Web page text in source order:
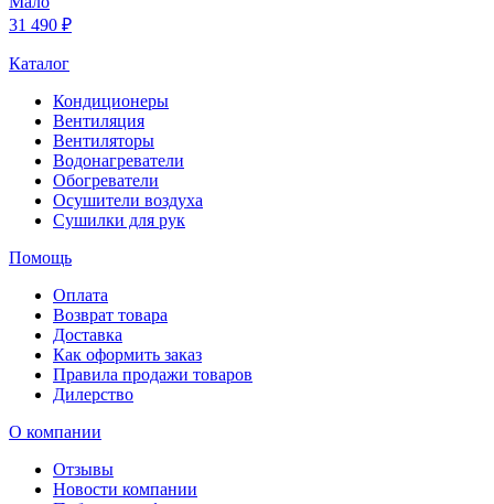
31 490 ₽
Каталог
Кондиционеры
Вентиляция
Вентиляторы
Водонагреватели
Обогреватели
Осушители воздуха
Сушилки для рук
Помощь
Оплата
Возврат товара
Доставка
Как оформить заказ
Правила продажи товаров
Дилерство
О компании
Отзывы
Новости компании